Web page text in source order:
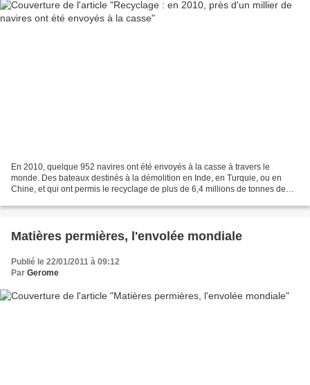
En 2010, quelque 952 navires ont été envoyés à la casse à travers le
monde. Des bateaux destinés à la démolition en Inde, en Turquie, ou en
Chine, et qui ont permis le recyclage de plus de 6,4 millions de tonnes de
Matières permières, l'envolée mondiale
Publié le 22/01/2011 à 09:12
Par Gerome